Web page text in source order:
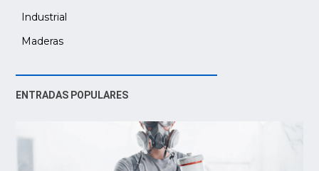
Industrial
Maderas
ENTRADAS POPULARES